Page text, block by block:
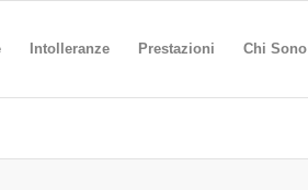
Intolleranze Prestazioni Chi Sono